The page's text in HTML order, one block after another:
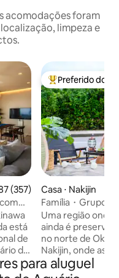
acomodações foram
limpeza e
de uma avaliação média de
(357)
está
de
de
Entre os
Preferido dos
Casa ⋅ Nakijin
Família・Grupo 8
JUNGLIA12
Kinabalu 8
Island 18 pontos
Uma região onde
ainda é
no norte de
Nakijin, onde as
populares.
para até 3
para aluguel